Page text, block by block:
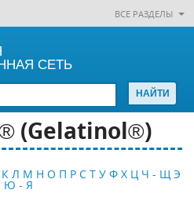
ВСЕ РАЗДЕЛЫ
СЕТЬ
(Gelatinol®)
К Л М Н О П Р С Т У Ф Х Ц Ч - Щ Э
Ю - Я